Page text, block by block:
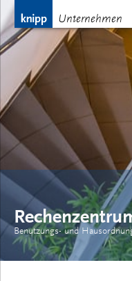
Unternehmen
Benutzungs- und